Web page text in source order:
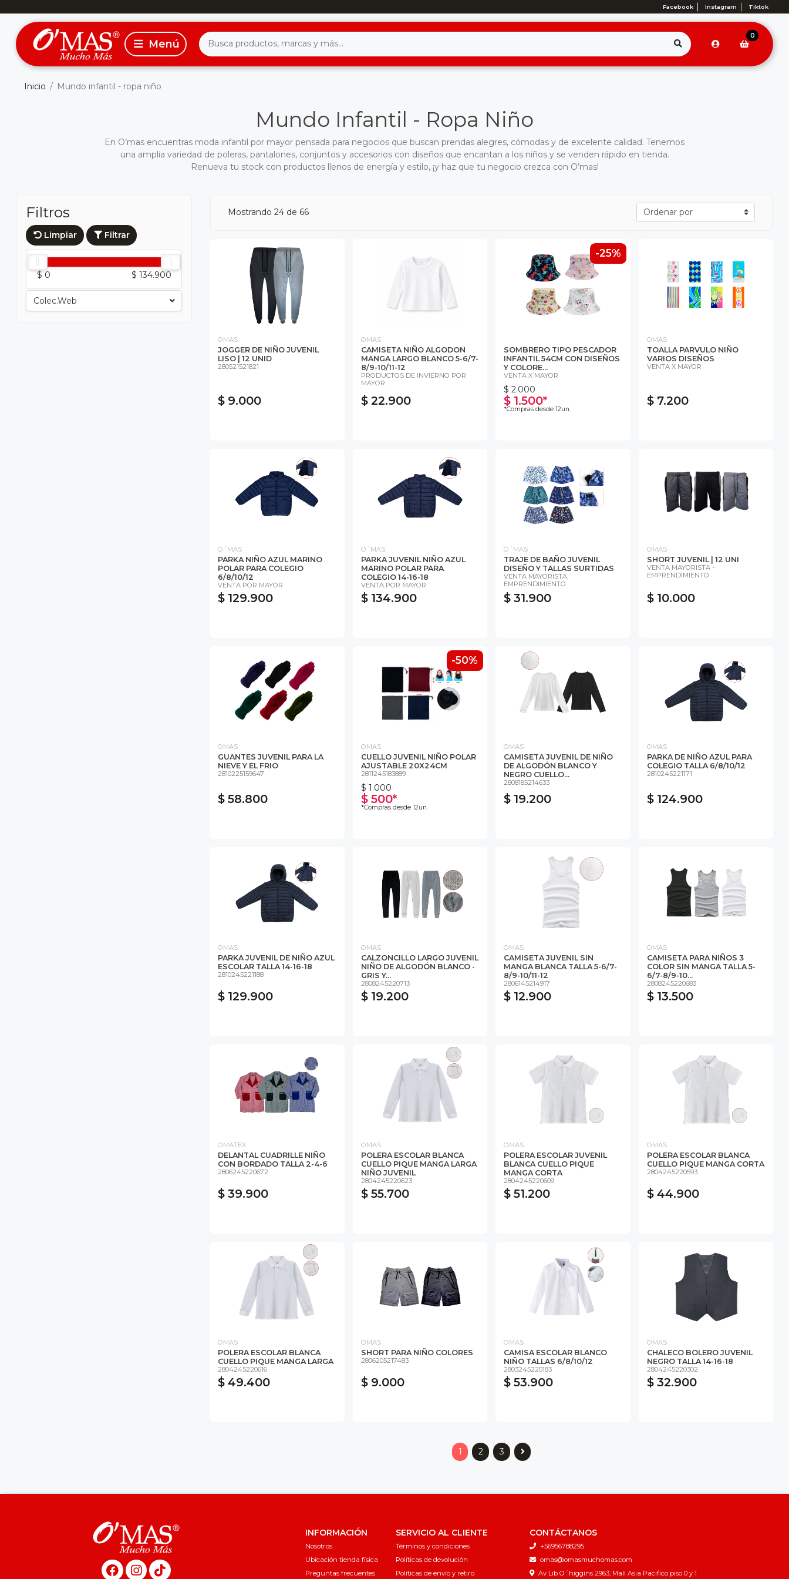
Facebook Instagram Tiktok
0
Inicio Mundo infantil - ropa niño
Mundo Infantil - Ropa Niño
En O’mas encuentras moda infantil por mayor pensada para negocios que buscan prendas alegres, cómodas y de excelente calidad. Tenemos
una amplia variedad de poleras, pantalones, conjuntos y accesorios con diseños que encantan a los niños y se venden rápido en tienda.
Renueva tu stock con productos llenos de energía y estilo, ¡y haz que tu negocio crezca con O’mas!
Filtros
Limpiar Filtrar
$ 0 $ 134.900
Colec.web
Mostrando 24 de 66
OMAS
JOGGER DE NIÑO JUVENIL
LISO | 12 UNID
280521521821
$ 9.000
OMAS
CAMISETA NIÑO ALGODON
MANGA LARGO BLANCO 5-6/7-
8/9-10/11-12
PRODUCTOS DE INVIERNO POR
MAYOR
$ 22.900
-25%
SOMBRERO TIPO PESCADOR
INFANTIL 54CM CON DISEÑOS
Y COLORE...
VENTA X MAYOR
$ 2.000
$ 1.500*
*Compras desde 12un.
OMAS
TOALLA PARVULO NIÑO
VARIOS DISEÑOS
VENTA X MAYOR
$ 7.200
O´MAS
PARKA NIÑO AZUL MARINO
POLAR PARA COLEGIO
6/8/10/12
VENTA POR MAYOR
$ 129.900
O´MAS
PARKA JUVENIL NIÑO AZUL
MARINO POLAR PARA
COLEGIO 14-16-18
VENTA POR MAYOR
$ 134.900
O´MAS
TRAJE DE BAÑO JUVENIL
DISEÑO Y TALLAS SURTIDAS
VENTA MAYORISTA,
EMPRENDIMIENTO
$ 31.900
OMAS
SHORT JUVENIL | 12 UNI
VENTA MAYORISTA -
EMPRENDIMIENTO
$ 10.000
OMAS
GUANTES JUVENIL PARA LA
NIEVE Y EL FRIO
2810225159647
$ 58.800
-50%
OMAS
CUELLO JUVENIL NIÑO POLAR
AJUSTABLE 20X24CM
2811245183889
$ 1.000
$ 500*
*Compras desde 12un.
OMAS
CAMISETA JUVENIL DE NIÑO
DE ALGODÓN BLANCO Y
NEGRO CUELLO...
2808185214633
$ 19.200
OMAS
PARKA DE NIÑO AZUL PARA
COLEGIO TALLA 6/8/10/12
2810245221171
$ 124.900
OMAS
PARKA JUVENIL DE NIÑO AZUL
ESCOLAR TALLA 14-16-18
2810245221188
$ 129.900
OMAS
CALZONCILLO LARGO JUVENIL
NIÑO DE ALGODÓN BLANCO -
GRIS Y...
2808245220713
$ 19.200
OMAS
CAMISETA JUVENIL SIN
MANGA BLANCA TALLA 5-6/7-
8/9-10/11-12
2806145214917
$ 12.900
OMAS
CAMISETA PARA NIÑOS 3
COLOR SIN MANGA TALLA 5-
6/7-8/9-10...
2808245220683
$ 13.500
OMATEX
DELANTAL CUADRILLE NIÑO
CON BORDADO TALLA 2-4-6
2806245220672
$ 39.900
OMAS
POLERA ESCOLAR BLANCA
CUELLO PIQUE MANGA LARGA
NIÑO JUVENIL
2804245220623
$ 55.700
OMAS
POLERA ESCOLAR JUVENIL
BLANCA CUELLO PIQUE
MANGA CORTA
2804245220609
$ 51.200
OMAS
POLERA ESCOLAR BLANCA
CUELLO PIQUE MANGA CORTA
2804245220593
$ 44.900
OMAS
POLERA ESCOLAR BLANCA
CUELLO PIQUE MANGA LARGA
2804245220616
$ 49.400
OMAS
SHORT PARA NIÑO COLORES
2806205217483
$ 9.000
OMAS
CAMISA ESCOLAR BLANCO
NIÑO TALLAS 6/8/10/12
2803245220183
$ 53.900
OMAS
CHALECO BOLERO JUVENIL
NEGRO TALLA 14-16-18
2804245220302
$ 32.900
1 2 3
INFORMACIÓN
Nosotros
Ubicación tienda física
Preguntas frecuentes
SERVICIO AL CLIENTE
Términos y condiciones
Políticas de devolución
Políticas de envío y retiro
CONTÁCTANOS
+56956788295
omas@omasmuchomas.com
Av Lib O´higgins 2963, Mall Asia Pacifico piso 0 y 1